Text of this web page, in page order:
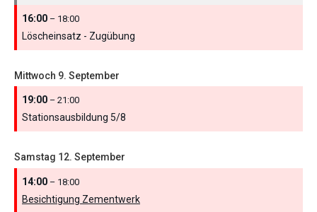
16:00 – 18:00
Löscheinsatz - Zugübung
Mittwoch 9. September
19:00 – 21:00
Stationsausbildung 5/8
Samstag 12. September
14:00 – 18:00
Besichtigung Zementwerk